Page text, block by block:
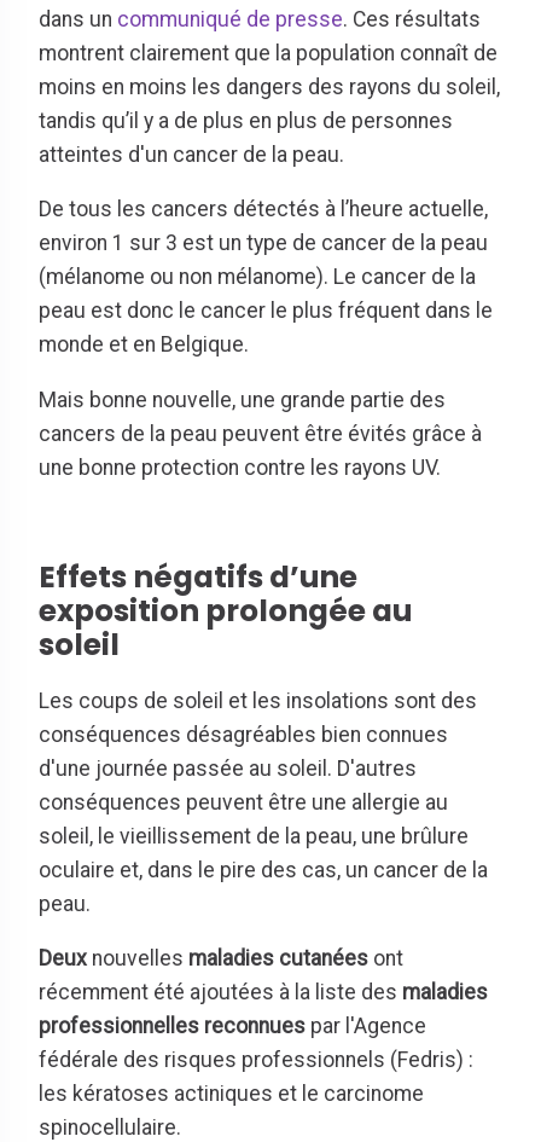
dans un communiqué de presse. Ces résultats
montrent clairement que la population connaît de
moins en moins les dangers des rayons du soleil,
tandis qu’il y a de plus en plus de personnes
atteintes d'un cancer de la peau.
De tous les cancers détectés à l’heure actuelle,
environ 1 sur 3 est un type de cancer de la peau
(mélanome ou non mélanome). Le cancer de la
peau est donc le cancer le plus fréquent dans le
monde et en Belgique.
Mais bonne nouvelle, une grande partie des
cancers de la peau peuvent être évités grâce à
une bonne protection contre les rayons UV.
Effets négatifs d’une
exposition prolongée au
soleil
Les coups de soleil et les insolations sont des
conséquences désagréables bien connues
d'une journée passée au soleil. D'autres
conséquences peuvent être une allergie au
soleil, le vieillissement de la peau, une brûlure
oculaire et, dans le pire des cas, un cancer de la
peau.
Deux nouvelles maladies cutanées ont
récemment été ajoutées à la liste des maladies
professionnelles reconnues par l'Agence
fédérale des risques professionnels (Fedris) :
les kératoses actiniques et le carcinome
spinocellulaire.